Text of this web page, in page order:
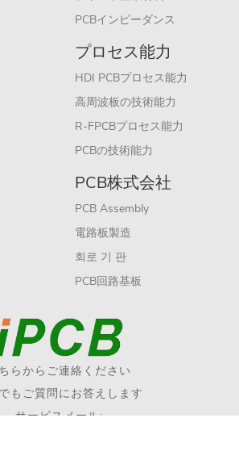
PCBインピーダンス
プロセス能力
HDI PCBプロセス能力
高周波板の技術能力
R-FPCBプロセス能力
PCBの技術能力
PCB株式会社
PCB Assembly
電路板製造
회로 기 판
PCB回路基板
らからご連絡ください
もご質問にお答えします
サービスメール: